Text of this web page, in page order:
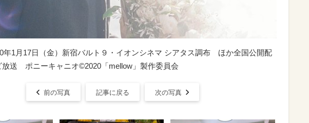
年1月17日（金）新宿バルト９・イオンシネマ シアタス調布 ほか全国公開配
放送 ポニーキャニオ©2020「mellow」製作委員会
前の写真 記事に戻る 次の写真